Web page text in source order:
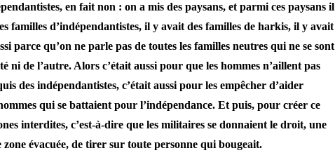
en fait non : on a mis des paysans, et parmi ces paysans il
familles d’indépendantistes, il y avait des familles de harkis, il y avait
parce qu’on ne parle pas de toutes les familles neutres qui ne se sont
ni de l’autre. Alors c’était aussi pour que les hommes n’aillent pas
des indépendantistes, c’était aussi pour les empêcher d’aider
qui se battaient pour l’indépendance. Et puis, pour créer ce
interdites, c’est-à-dire que les militaires se donnaient le droit, une
zone évacuée, de tirer sur toute personne qui bougeait.